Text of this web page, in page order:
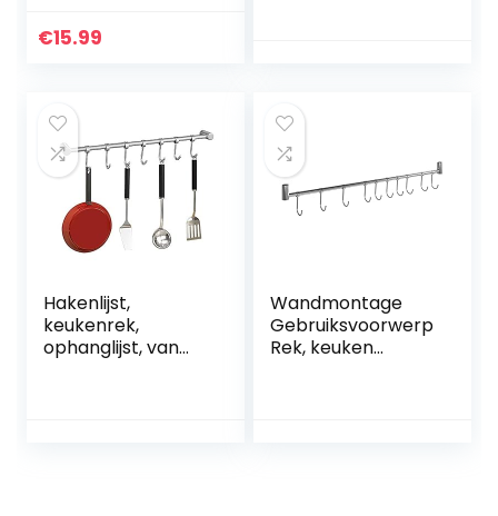
cm
€15.99
dy en Perfecte
Keuken
Keramische Décor
Gift
Hakenlijst,
keukenrek,
ophanglijst, van
Wandmontage
Gebruiksvoorwerp
Rek, keuken